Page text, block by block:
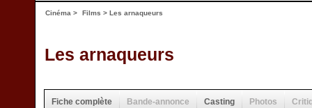
Cinéma > Films > Les arnaqueurs
Les arnaqueurs
Fiche complète Bande-annonce Casting Photos